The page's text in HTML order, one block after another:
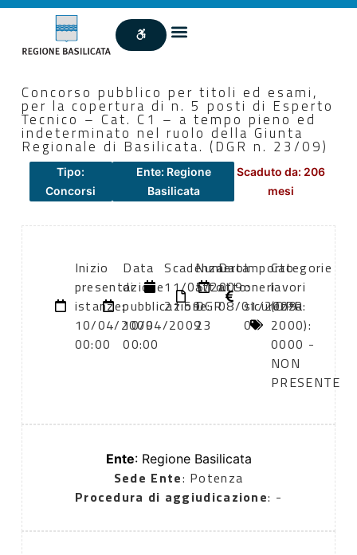
Concorso pubblico per titoli ed esami,
per la copertura di n. 5 posti di Esperto
Tecnico – Cat. C1 – a tempo pieno ed
indeterminato nel ruolo della Giunta
Regionale di Basilicata. (DGR n. 23/09)
Tipo:
Concorsi
Ente: Regione
Basilicata
Scaduto da: 206
mesi
Inizio
presentazione
istanze:
10/04/2009
00:00
Data
di
pubblicazione:
10/04/2009
00:00
Scadenza:
11/05/2009
21:59
Numero
atto:
DGR
23
Data
atto:
08/01/2009
Importo
oneri
sicurezza:
0
Categorie
lavori
(DPR
2000):
0000 -
NON
PRESENTE
Ente: Regione Basilicata
Sede Ente: Potenza
Procedura di aggiudicazione: -